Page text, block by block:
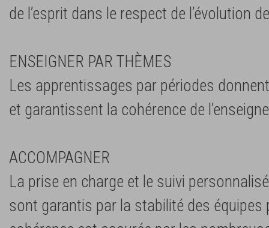
de l’esprit dans le respect de l’évolution
ENSEIGNER PAR THÈMES
Les apprentissages par périodes
et garantissent la cohérence de
ACCOMPAGNER
La prise en charge et le suivi
sont garantis par la stabilité des équipes